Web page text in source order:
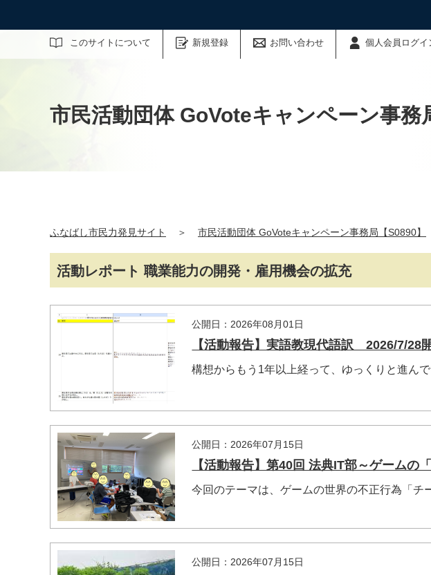
このサイトについて 新規登録 お問い合わせ 個人会員ログイ
サイト内検索
市民活動団体 GoVoteキャンペーン事務
ふなばし市民力発見サイト ＞ 市民活動団体 GoVoteキャンペーン事務局【S0890】
活動レポート 職業能力の開発・雇用機会の拡充
公開日：2026年08月01日
【活動報告】実語教現代語訳 2026/7/28
構想からもう1年以上経って、ゆっくりと進ん
公開日：2026年07月15日
【活動報告】第40回 法典IT部～ゲーム
今回のテーマは、ゲームの世界の不正行為「チ
公開日：2026年07月15日
マイメディア検索